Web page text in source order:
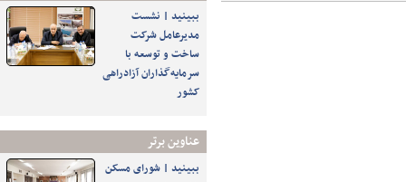
ببینید | نشست
مدیرعامل شرکت
ساخت و توسعه با
سرمایه‌گذاران آزادراهی
کشور
عناوین برتر
ببینید | شورای مسکن